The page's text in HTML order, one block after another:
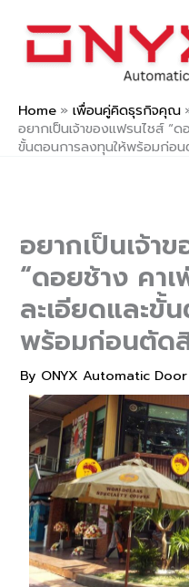
content
Home
เพื่อนคู่คิดธุรกิจคุณ
อยากเป็นเจ้าของแฟรนไชส์ “ด
ขั้นตอนการลงทุนให้พร้อมก่อน
อยากเป็นเจ้า
“ดอยช้าง คาเ
ละเอียดและขั้
พร้อมก่อนตัด
By ONYX Automatic